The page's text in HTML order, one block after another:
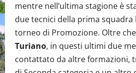
mentre nell’ultima stagione è
due tecnici della prima squadra
torneo di Promozione. Oltre
Turiano, in questi ultimi due
contattato da altre formazioni,